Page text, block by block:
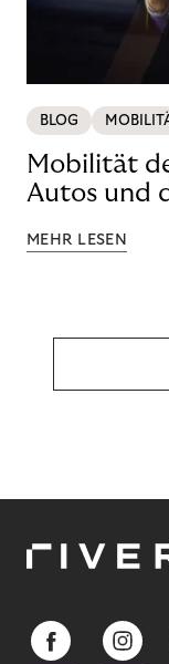
BLOG
Mobilität
Autos und
MEHR LESEN